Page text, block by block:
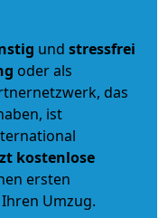
und stressfrei
oder als
das
ist
kostenlose
ersten
Umzug.